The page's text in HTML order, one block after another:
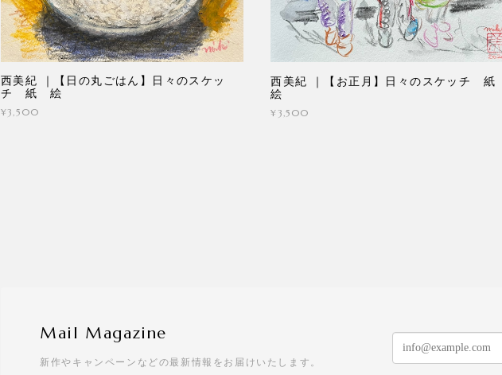
西美紀 ｜【日の丸ごはん】日々のスケッ
チ 紙 絵
¥3,500
西美紀 ｜【お正月】日々のスケッチ 紙
絵
¥3,500
Mail Magazine
新作やキャンペーンなどの最新情報をお届けいたします。